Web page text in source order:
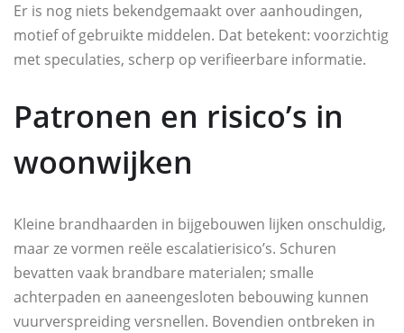
Er is nog niets bekendgemaakt over aanhoudingen,
motief of gebruikte middelen. Dat betekent: voorzichtig
met speculaties, scherp op verifieerbare informatie.
Patronen en risico’s in
woonwijken
Kleine brandhaarden in bijgebouwen lijken onschuldig,
maar ze vormen reële escalatierisico’s. Schuren
bevatten vaak brandbare materialen; smalle
achterpaden en aaneengesloten bebouwing kunnen
vuurverspreiding versnellen. Bovendien ontbreken in